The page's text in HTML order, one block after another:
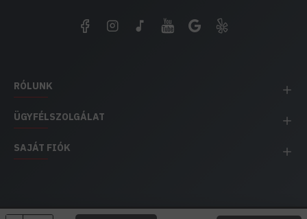
RÓLUNK
ÜGYFÉLSZOLGÁLAT
SAJÁT FIÓK
EH IMPEX / Copyright © 1991-2025 Energia Háza